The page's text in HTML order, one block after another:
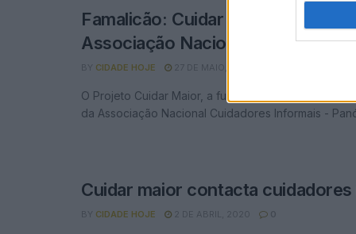
Famalicão: Cuidar Maior faz parte
Associação Nacional
BY CIDADE HOJE 27 DE MAIO, 2020
O Projeto Cuidar Maior, a funcionar em Requião,
da Associação Nacional Cuidadores Informais -
Cuidar maior contacta
BY CIDADE HOJE 2 DE ABRIL, 2020 0